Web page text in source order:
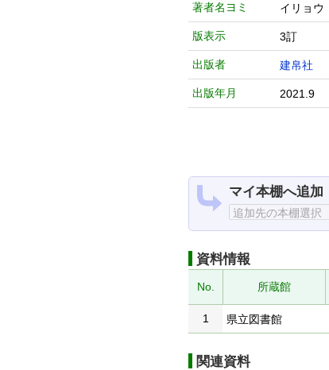
著者名ヨミ イリョウ
版表示 3訂
出版者 建帛社
出版年月 2021.9
マイ本棚へ追加
資料情報
No. 所蔵館
1
県立図書館
関連資料